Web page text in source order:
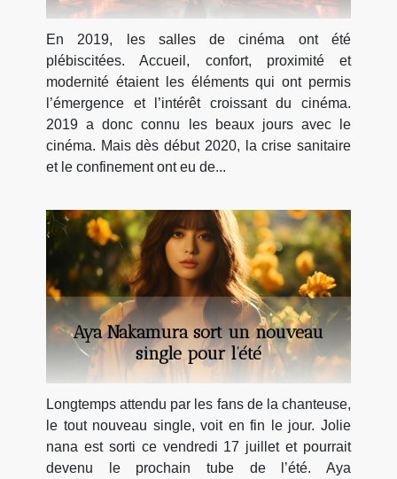
En 2019, les salles de cinéma ont été
plébiscitées. Accueil, confort, proximité et
modernité étaient les éléments qui ont permis
l’émergence et l’intérêt croissant du cinéma.
2019 a donc connu les beaux jours avec le
cinéma. Mais dès début 2020, la crise sanitaire
et le confinement ont eu de...
Aya Nakamura sort un nouveau
single pour l’été
Longtemps attendu par les fans de la chanteuse,
le tout nouveau single, voit en fin le jour. Jolie
nana est sorti ce vendredi 17 juillet et pourrait
devenu le prochain tube de l’été. Aya